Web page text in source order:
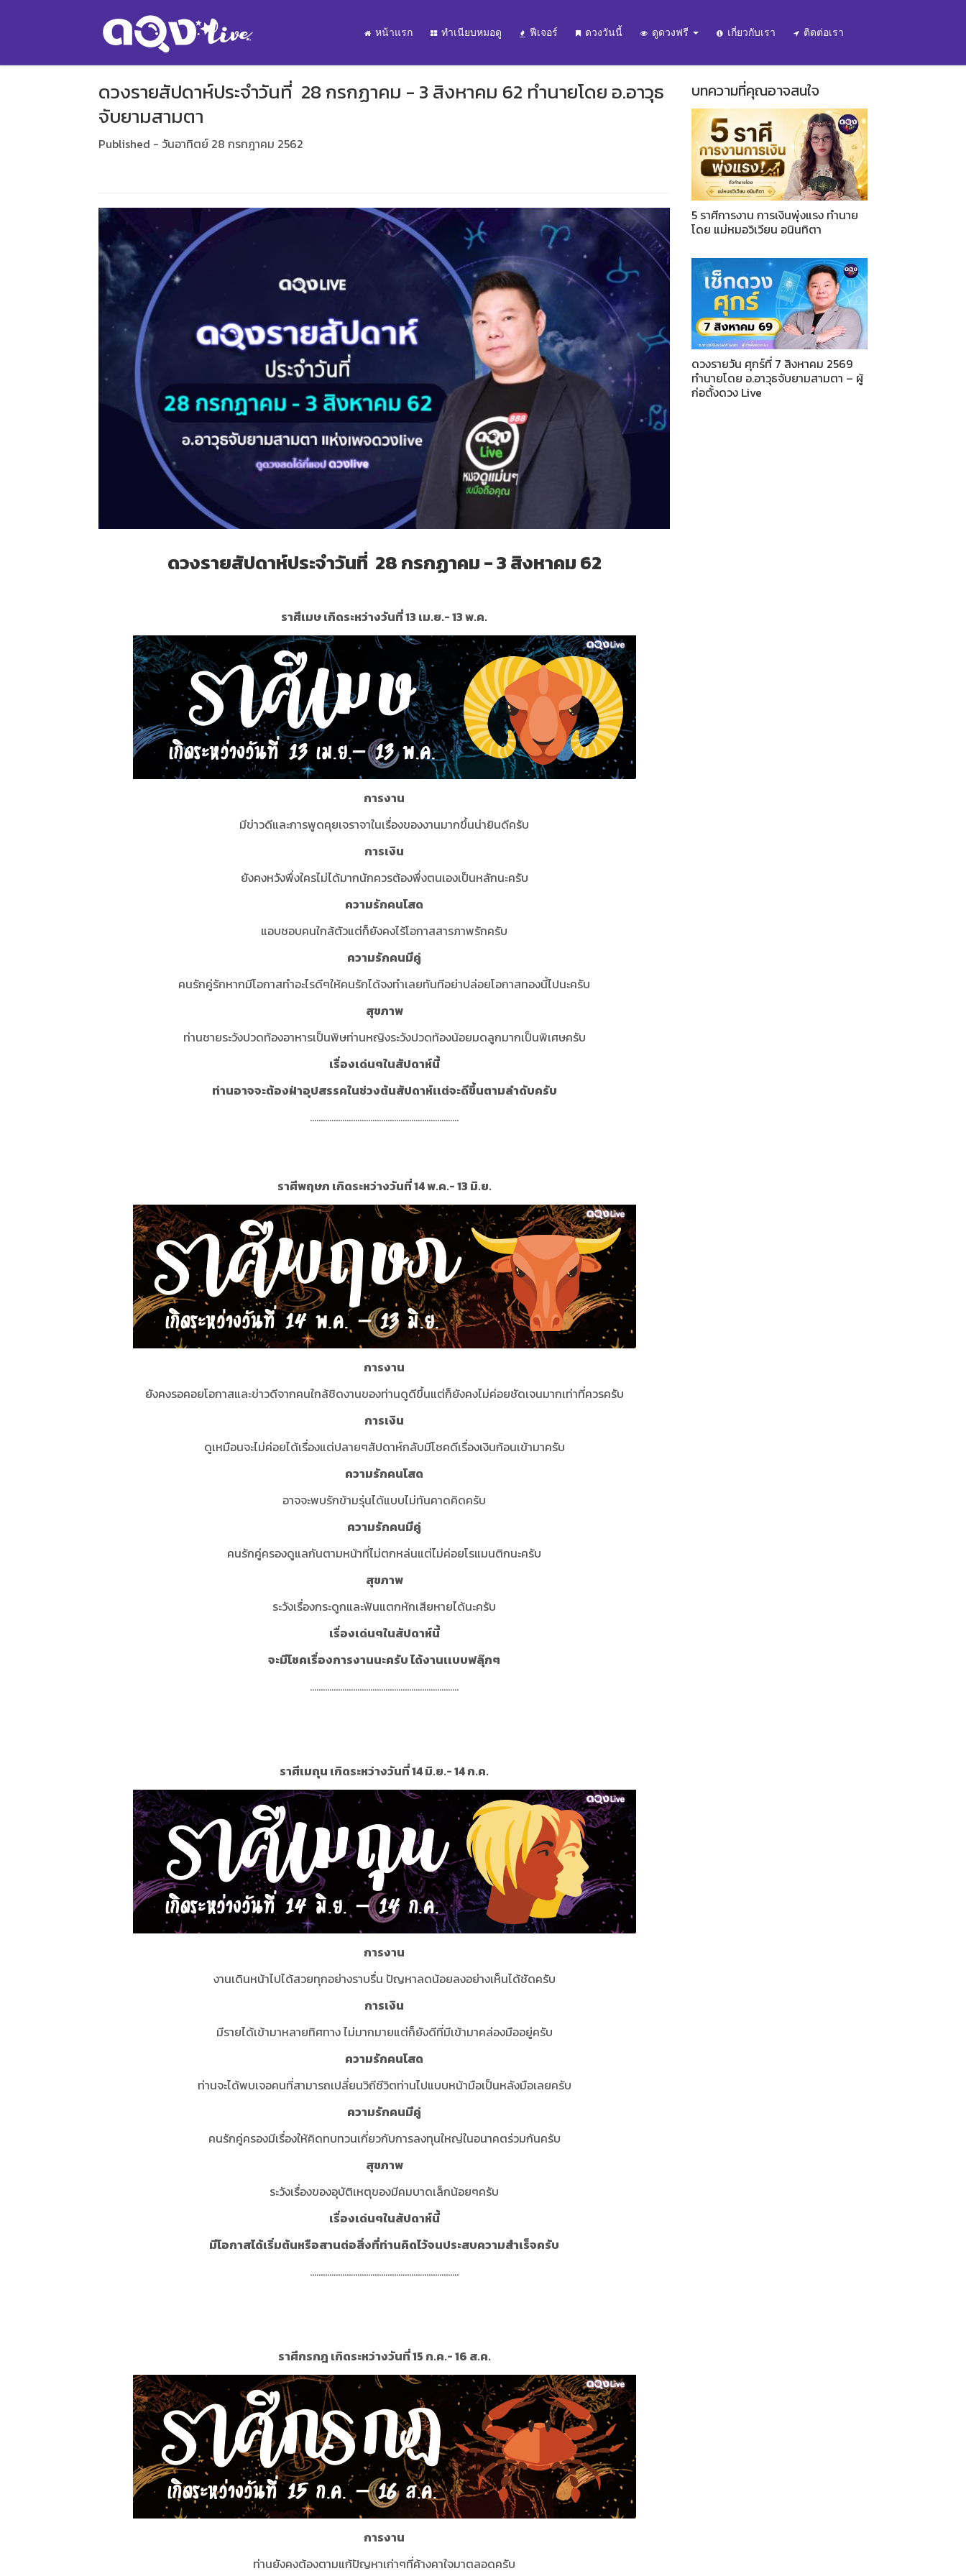
หน้าแรก ทำเนียบหมอดู ฟีเจอร์ ดวงวันนี้ ดูดวงฟรี เกี่ยวกับเรา ติดต่อเรา
ดวงรายสัปดาห์ประจำวันที่ 28 กรกฏาคม - 3 สิงหาคม 62 ทำนายโดย อ.อาวุธ
จับยามสามตา
Published - วันอาทิตย์ 28 กรกฎาคม 2562
ดวงรายสัปดาห์ประจำวันที่ 28กรกฏาคม- 3สิงหาคม62
ราศีเมษ เกิดระหว่างวันที่ 13 เม.ย.- 13 พ.ค.
การงาน
มีข่าวดีและการพูดคุยเจราจาในเรื่องของงานมากขึ้นน่ายินดีครับ
การเงิน
ยังคงหวังพึ่งใครไม่ได้มากนักควรต้องพึ่งตนเองเป็นหลักนะครับ
ความรักคนโสด
แอบชอบคนใกล้ตัวแต่ก็ยังคงไร้โอกาสสารภาพรักครับ
ความรักคนมีคู่
คนรักคู่รักหากมีโอกาสทำอะไรดีๆให้คนรักได้จงทำเลยทันทีอย่าปล่อยโอกาสทองนี้ไปนะครับ
สุขภาพ
ท่านชายระวังปวดท้องอาหารเป็นพิษท่านหญิงระวังปวดท้องน้อยมดลูกมากเป็นพิเศษครับ
เรื่องเด่นๆในสัปดาห์นี้
ท่านอาจจะต้องฝ่าอุปสรรคในช่วงต้นสัปดาห์เเต่จะดีขึ้นตามลำดับครับ
.....................................................................
ราศีพฤษภ เกิดระหว่างวันที่ 14 พ.ค.- 13 มิ.ย.
การงาน
ยังคงรอคอยโอกาสและข่าวดีจากคนใกล้ชิดงานของท่านดูดีขึ้นแต่ก็ยังคงไม่ค่อยชัดเจนมากเท่าที่ควรครับ
การเงิน
ดูเหมือนจะไม่ค่อยได้เรื่องแต่ปลายๆสัปดาห์กลับมีโชคดีเรื่องเงินก้อนเข้ามาครับ
ความรักคนโสด
อาจจะพบรักข้ามรุ่นได้แบบไม่ทันคาดคิดครับ
ความรักคนมีคู่
คนรักคู่ครองดูแลกันตามหน้าที่ไม่ตกหล่นแต่ไม่ค่อยโรแมนติกนะครับ
สุขภาพ
ระวังเรื่องกระดูกและฟันแตกหักเสียหายได้นะครับ
เรื่องเด่นๆในสัปดาห์นี้
จะมีโชคเรื่องการงานนะครับ ได้งานเเบบฟลุ๊กๆ
.....................................................................
ราศีเมถุน เกิดระหว่างวันที่ 14 มิ.ย.- 14 ก.ค.
การงาน
งานเดินหน้าไปได้สวยทุกอย่างราบรื่น ปัญหาลดน้อยลงอย่างเห็นได้ชัดครับ
การเงิน
มีรายได้เข้ามาหลายทิศทาง ไม่มากมายแต่ก็ยังดีที่มีเข้ามาคล่องมืออยู่ครับ
ความรักคนโสด
ท่านจะได้พบเจอคนที่สามารถเปลี่ยนวิถีชีวิตท่านไปแบบหน้ามือเป็นหลังมือเลยครับ
ความรักคนมีคู่
คนรักคู่ครองมีเรื่องให้คิดทบทวนเกี่ยวกับการลงทุนใหญ่ในอนาคตร่วมกันครับ
สุขภาพ
ระวังเรื่องของอุบัติเหตุของมีคมบาดเล็กน้อยๆครับ
เรื่องเด่นๆในสัปดาห์นี้
มีโอกาสได้เริ่มต้นหรือสานต่อสิ่งที่ท่านคิดไว้จนประสบความสำเร็จครับ
.....................................................................
ราศีกรกฎ เกิดระหว่างวันที่ 15 ก.ค.- 16 ส.ค.
การงาน
ท่านยังคงต้องตามแก้ปัญหาเก่าๆที่ค้างคาใจมาตลอดครับ
บทความที่คุณอาจสนใจ
5 ราศีการงาน การเงินพุ่งแรง ทำนาย
โดย แม่หมอวิเวียน อนินทิตา
ดวงรายวัน ศุกร์ที่ 7 สิงหาคม 2569
ทำนายโดย อ.อาวุธจับยามสามตา – ผู้
ก่อตั้งดวง Live